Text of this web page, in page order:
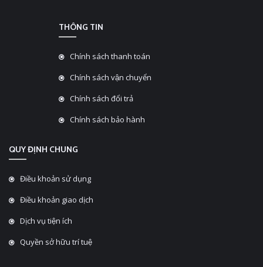
THÔNG TIN
Chính sách thanh toán
Chính sách vận chuyển
Chính sách đổi trả
Chính sách bảo hành
QUY ĐỊNH CHUNG
Điều khoản sử dụng
Điều khoản giao dịch
Dịch vụ tiện ích
Quyền sở hữu trí tuệ